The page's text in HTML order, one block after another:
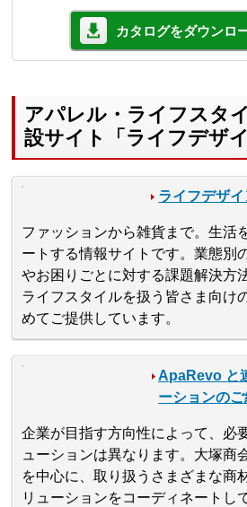
カタログをダウンロ
アパレル・ライフスタ
設サイト「ライフデザ
ライフデザ
ファッションから雑貨まで。生活
ートする情報サイトです。業態別
やお困りごとに対する課題解決方
ライフスタイルを扱う皆さま向け
めてご提供しています。
ApaRevo と
ーションの
企業が目指す方向性によって、必
ューションは異なります。大塚商
を中心に、取り扱うさまざまな商
リューションをコーディネートし